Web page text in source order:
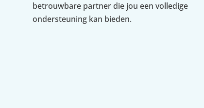
betrouwbare partner die jou een volledige
ondersteuning kan bieden.